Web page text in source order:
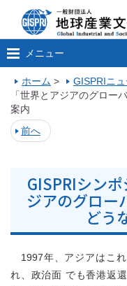
メニュー
ホーム > GISPRIニ
「世界とアジアのグロー
案内
前へ
GISPRIシン
ジアのグロー
どう
1997年、アジアはこ
れ、政治面 でも香港返